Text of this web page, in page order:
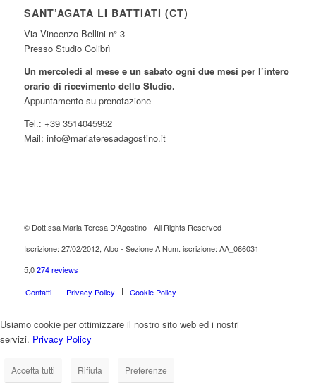
SANT’AGATA LI BATTIATI (CT)
Via Vincenzo Bellini n° 3
Presso Studio Colibrì
Un mercoledì al mese e un sabato ogni due mesi per l’intero
orario di ricevimento dello Studio.
Appuntamento su prenotazione
Tel.: +39 3514045952
Mail: info@mariateresadagostino.it
© Dott.ssa Maria Teresa D'Agostino - All Rights Reserved
Iscrizione: 27/02/2012, Albo - Sezione A Num. iscrizione: AA_066031
5,0 274 reviews
Contatti
Privacy Policy Cookie Policy
Usiamo cookie per ottimizzare il nostro sito web ed i nostri
servizi. Privacy Policy
Accetta tutti Rifiuta Preferenze